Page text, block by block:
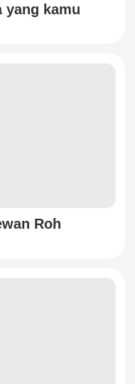
yang kamu
Roh